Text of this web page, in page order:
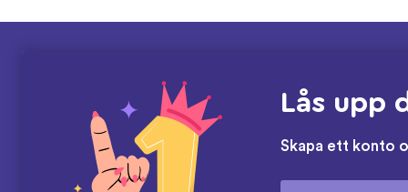
Lås upp
Skapa ett konto